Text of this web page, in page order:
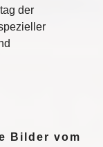
der
Bilder vom